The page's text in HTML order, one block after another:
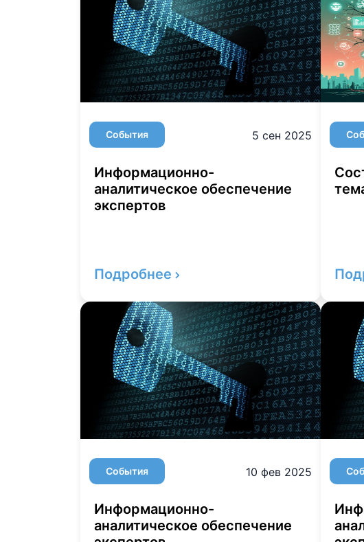
События 5 сен 2025
Информационно-
аналитическое обеспечение
экспертов
Подробнее
События 10 фев 2025
Информационно-
аналитическое обеспечение